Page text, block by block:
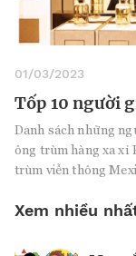
01/03/2023
Tốp 10 người
Danh sách những
ông trùm hàng xa xỉ
trùm viễn thông
Xem nhiều